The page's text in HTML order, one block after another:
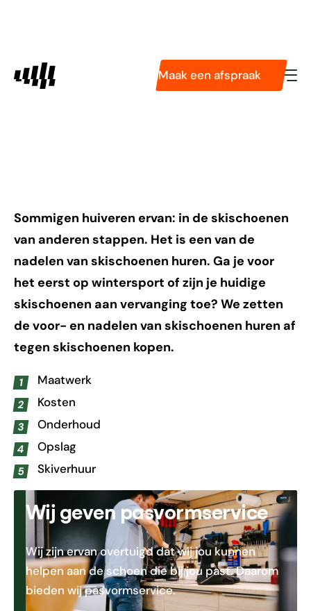
Podologie
Tarieven
Maak een afspraak
Skischoenen huren of
Sommigen huiveren ervan: in de skischoenen
van anderen stappen. Het is een van de
nadelen van skischoenen huren. Ga je voor
het eerst op wintersport of zijn je huidige
skischoenen aan vervanging toe? We zetten
de voor- en nadelen van skischoenen huren af
tegen skischoenen kopen.
Maatwerk
Kosten
Onderhoud
Opslag
Skiverhuur
Wij geven pasvormservice
Wij zijn ervan overtuigd dat wij jou kunnen
helpen aan de schoen die bij jou past. Daarom
bieden wij pasvormservice.